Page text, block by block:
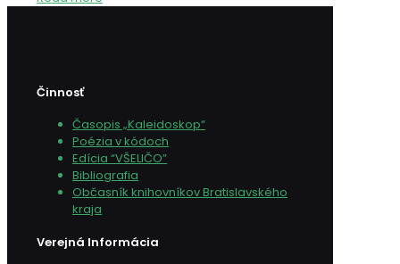
Činnosť
Časopis „Kaleidoskop“
Poézia v kódoch
Edícia “VŠELIČO”
Bibliografia
Občasník knihovníkov Bratislavského
kraja
Verejná Informácia